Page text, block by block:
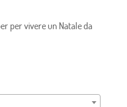
per vivere un Natale da